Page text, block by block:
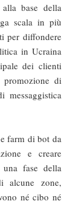
base della
scala in più
per diffondere
in Ucraina
dei clienti
di
farm di bot da
e creare
una fase della
alcune zone,
né cibo né